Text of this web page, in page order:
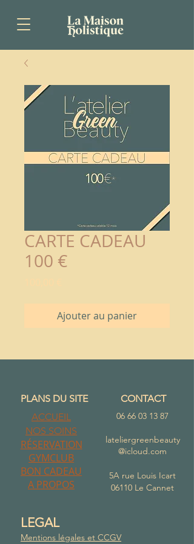
CARTE CADEAU
100 €
Ajouter au panier
PLANS DU SITE
ACCUEIL
NOS SOINS
RÉSERVATION
GYMCLUB
BON CADEAU
A PROPOS
CONTACT
06 66 03 13 87
lateliergreenbeauty
@icloud.com
5A rue Louis Icart
06110 Le Cannet
LEGAL
Mentions légales et CCGV